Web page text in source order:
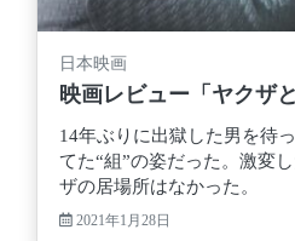
日本映画
映画レビュー「ヤクザ
14年ぶりに出獄した男を待
てた“組”の姿だった。激変
ザの居場所はなかった。
2021年1月28日